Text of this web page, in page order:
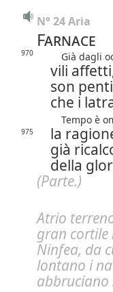
N° 24 Aria
Farnace
970 Già dagli
vili
son
che i
Tempo è
975 la
già
della
(Parte.)
Atrio
gran cortile
Ninfea, da
lontano i
abbruciano